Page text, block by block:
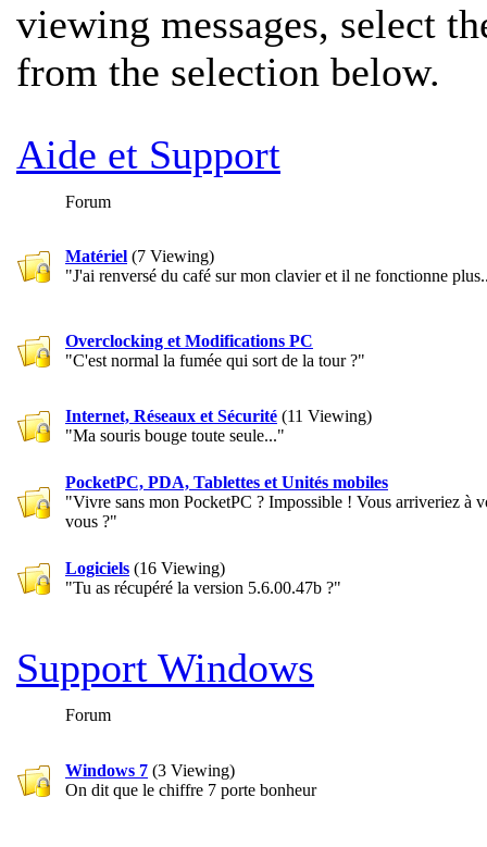
viewing messages, select
from the selection below.
Aide et Support
Forum
Matériel (7 Viewing)
"J'ai renversé du café sur mon clavier et il ne fonctionne
Overclocking et Modifications PC
"C'est normal la fumée qui sort de la tour ?"
Internet, Réseaux et Sécurité (11 Viewing)
"Ma souris bouge toute seule..."
PocketPC, PDA, Tablettes et Unités mobiles
"Vivre sans mon PocketPC ? Impossible ! Vous arriveriez à
vous ?"
Logiciels (16 Viewing)
"Tu as récupéré la version 5.6.00.47b ?"
Support Windows
Forum
Windows 7 (3 Viewing)
On dit que le chiffre 7 porte bonheur